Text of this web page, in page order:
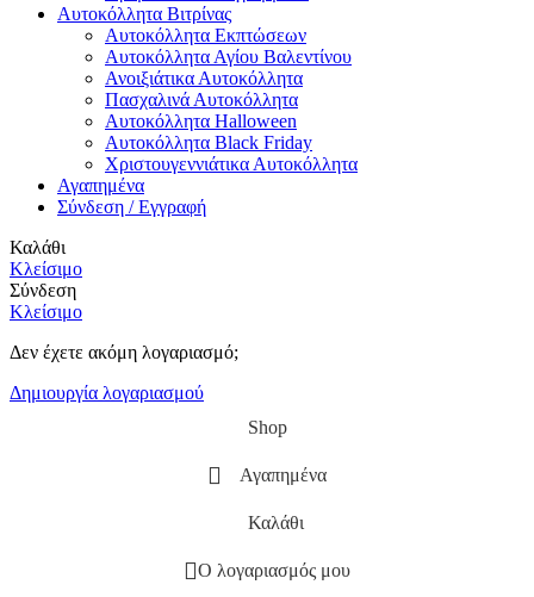
Αυτοκόλλητα Βιτρίνας
Αυτοκόλλητα Εκπτώσεων
Αυτοκόλλητα Αγίου Βαλεντίνου
Ανοιξιάτικα Αυτοκόλλητα
Πασχαλινά Αυτοκόλλητα
Αυτοκόλλητα Halloween
Αυτοκόλλητα Black Friday
Χριστουγεννιάτικα Αυτοκόλλητα
Αγαπημένα
Σύνδεση / Εγγραφή
Καλάθι
Κλείσιμο
Σύνδεση
Κλείσιμο
Δεν έχετε ακόμη λογαριασμό;
Δημιουργία λογαριασμού
Shop
Αγαπημένα
Καλάθι
Ο λογαριασμός μου